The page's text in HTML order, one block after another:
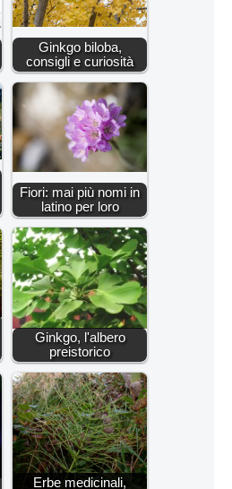
Ginkgo biloba,
consigli e curiosità
Fiori: mai più nomi in
latino per loro
Ginkgo, l'albero
preistorico
Erbe medicinali,